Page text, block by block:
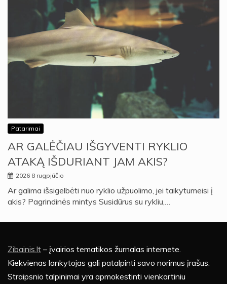
Patarimai
AR GALĖČIAU IŠGYVENTI RYKLIO
ATAKĄ IŠDURIANT JAM AKIS?
2026 8 rugpjūčio
Ar galima išsigelbėti nuo ryklio užpuolimo, jei taikytumeisi į
akis? Pagrindinės mintys Susidūrus su rykliu,…
Zibainis.lt – įvairios tematikos žurnalas internete.
Kiekvienas lankytojas gali patalpinti savo norimus įrašus.
Straipsnio talpinimai yra apmokestinti vienkartiniu